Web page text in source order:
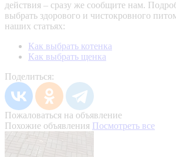
действия – сразу же сообщите нам.
выбрать здорового и чистокровного
наших статьях:
Как выбрать котенка
Как выбрать щенка
Поделиться:
Пожаловаться на объявление
Похожие объявления Посмотреть все